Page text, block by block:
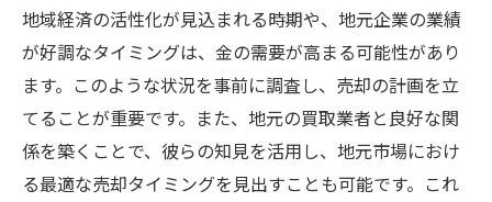
地域経済の活性化が見込まれる時期や、地元企業の業績
が好調なタイミングは、金の需要が高まる可能性があり
ます。このような状況を事前に調査し、売却の計画を立
てることが重要です。また、地元の買取業者と良好な関
係を築くことで、彼らの知見を活用し、地元市場におけ
る最適な売却タイミングを見出すことも可能です。これ